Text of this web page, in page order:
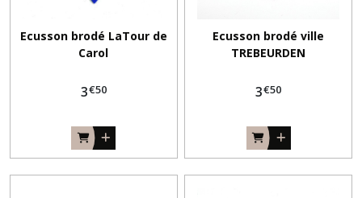
Ecusson brodé LaTour de
Carol
3€50
Ecusson brodé ville
TREBEURDEN
3€50